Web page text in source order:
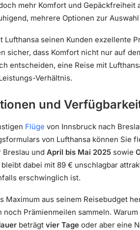
mehr Komfort und Gepäckfreiheit
mehrere Optionen zur
Lufthansa seinen Kunden exzellente
sicher, dass Komfort nicht nur auf
entscheiden, eine Reise mit
Verhältnis.
und
Flüge von Innsbruck nach
von Lufthansa können Sie
Breslau und April bis Mai 2025 sowie
bleibt dabei mit 89 € unschlagbar
erschwinglich ist.
Maximum aus seinem Reisebudget
Prämienmeilen sammeln.
beträgt vier Tage oder aber eine